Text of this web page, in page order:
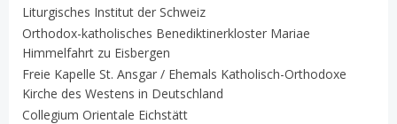
Liturgisches Institut der Schweiz
Orthodox-katholisches Benediktinerkloster Mariae
Himmelfahrt zu Eisbergen
Freie Kapelle St. Ansgar / Ehemals Katholisch-Orthodoxe
Kirche des Westens in Deutschland
Collegium Orientale Eichstätt